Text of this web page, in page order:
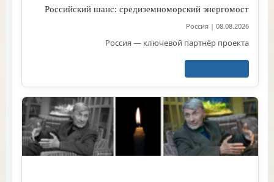
Российский шанс: средиземноморский энергомост
08.08.2026
|
Россия
Россия — ключевой партнёр проекта